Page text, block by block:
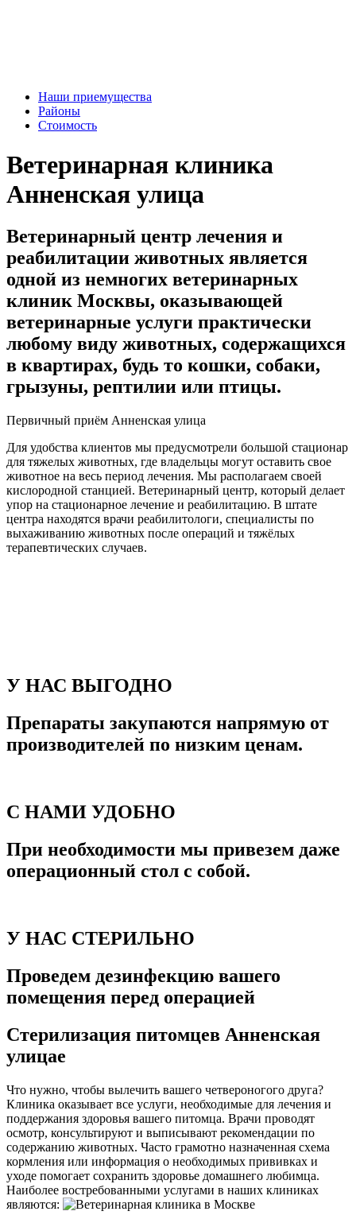
Наши приемущества
Районы
Стоимость
Ветеринарная клиника
Анненская улица
Ветеринарный центр лечения и
реабилитации животных является
одной из немногих ветеринарных
клиник Москвы, оказывающей
ветеринарные услуги практически
любому виду животных, содержащихся
в квартирах, будь то кошки, собаки,
грызуны, рептилии или птицы.
Первичный приём Анненская улица
Для удобства клиентов мы предусмотрели большой стационар
для тяжелых животных, где владельцы могут оставить свое
животное на весь период лечения. Мы располагаем своей
кислородной станцией. Ветеринарный центр, который делает
упор на стационарное лечение и реабилитацию. В штате
центра находятся врачи реабилитологи, специалисты по
выхаживанию животных после операций и тяжёлых
терапевтических случаев.
У НАС ВЫГОДНО
Препараты закупаются напрямую от
производителей по низким ценам.
С НАМИ УДОБНО
При необходимости мы привезем даже
операционный стол с собой.
У НАС СТЕРИЛЬНО
Проведем дезинфекцию вашего
помещения перед операцией
Стерилизация питомцев Анненская
улицае
Что нужно, чтобы вылечить вашего четвероногого друга?
Клиника оказывает все услуги, необходимые для лечения и
поддержания здоровья вашего питомца. Врачи проводят
осмотр, консультируют и выписывают рекомендации по
содержанию животных. Часто грамотно назначенная схема
кормления или информация о необходимых прививках и
уходе помогает сохранить здоровье домашнего любимца.
Наиболее востребованными услугами в наших клиниках
являются: